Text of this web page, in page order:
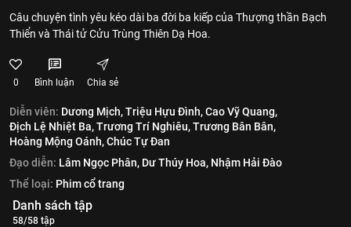
Câu chuyện tình yêu kéo dài ba đời ba kiếp của Thượng thần Bạch
Thiển và Thái tử Cửu Trùng Thiên Dạ Hoa.
0 Bình luận Chia sẻ
Diễn viên: Dương Mịch,Triệu Hựu Đình,Cao Vỹ Quang,
Địch Lệ Nhiệt Ba,Trương Trí Nghiêu,Trương Bân Bân,
Hoàng Mộng Oánh,Chúc Tự Đan
Đạo diễn: Lâm Ngọc Phân, Dư Thúy Hoa, Nhậm Hải Đào
Thể loại: Phim cổ trang
Danh sách tập
58/58 tập